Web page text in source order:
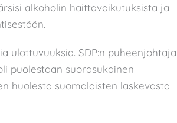
alkoholin haittavaikutuksista ja
ulottuvuuksia. SDP:n puheenjohtaja
puolestaan suorasukainen
huolesta suomalaisten laskevasta